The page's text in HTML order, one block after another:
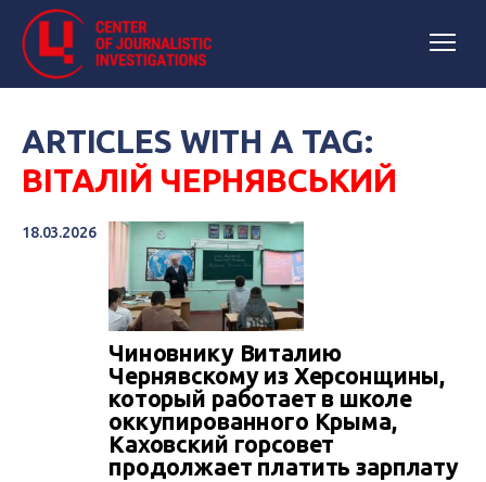
ARTICLES WITH A TAG:
ВІТАЛІЙ ЧЕРНЯВСЬКИЙ
18.03.2026
Чиновнику Виталию
Чернявскому из Херсонщины,
который работает в школе
оккупированного Крыма,
Каховский горсовет
продолжает платить зарплату